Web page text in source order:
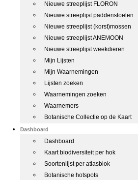
Nieuwe streeplijst FLORON
Nieuwe streeplijst paddenstoelen
Nieuwe streeplijst (korst)mossen
Nieuwe streeplijst ANEMOON
Nieuwe streeplijst weekdieren
Mijn Lijsten
Mijn Waarnemingen
Lijsten zoeken
Waarnemingen zoeken
Waarnemers
Botanische Collectie op de Kaart
Dashboard
Dashboard
Kaart biodiversiteit per hok
Soortenlijst per atlasblok
Botanische hotspots